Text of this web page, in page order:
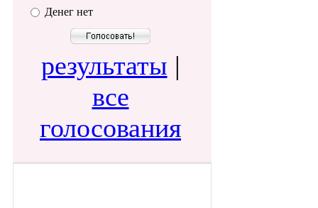
Денег нет
результаты |
все
голосования